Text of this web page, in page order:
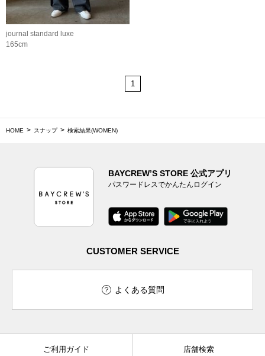
journal standard luxe
165cm
1
HOME スナップ 検索結果(WOMEN)
BAYCREW’S STORE 公式アプリ
パスワードレスでかんたんログイン
CUSTOMER SERVICE
よくある質問
ご利用ガイド 店舗検索